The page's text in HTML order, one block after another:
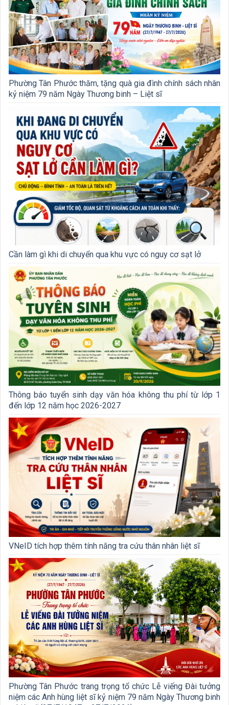
Phường Tân Phước thăm, tặng quà gia đình chính sách nhân
kỷ niệm 79 năm Ngày Thương binh – Liệt sĩ
Cần làm gì khi di chuyển qua khu vực có nguy cơ sạt lở
Thông báo tuyển sinh dạy văn hóa không thu phí từ lớp 1
đến lớp 12 năm học 2026-2027
VNeID tích hợp thêm tính năng tra cứu thân nhân liệt sĩ
Phường Tân Phước trang trọng tổ chức Lễ viếng Đài tưởng
niệm các Anh hùng liệt sĩ kỷ niệm 79 năm Ngày Thương binh